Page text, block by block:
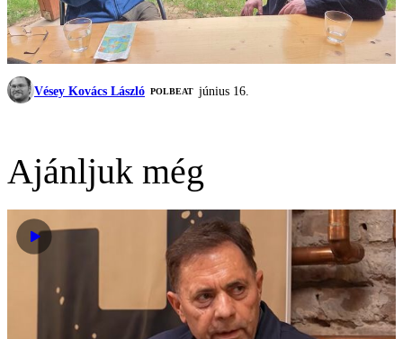
Vésey Kovács László ‎POLBEAT június 16.
Ajánljuk még